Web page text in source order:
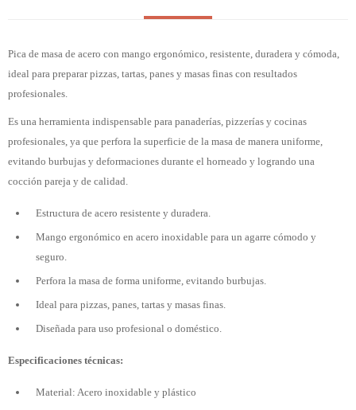
Pica de masa de acero con mango ergonómico, resistente, duradera y cómoda,
ideal para preparar pizzas, tartas, panes y masas finas con resultados
profesionales.
Es una herramienta indispensable para panaderías, pizzerías y cocinas
profesionales, ya que perfora la superficie de la masa de manera uniforme,
evitando burbujas y deformaciones durante el horneado y logrando una
cocción pareja y de calidad.
Estructura de acero resistente y duradera.
Mango ergonómico en acero inoxidable para un agarre cómodo y
seguro.
Perfora la masa de forma uniforme, evitando burbujas.
Ideal para pizzas, panes, tartas y masas finas.
Diseñada para uso profesional o doméstico.
Especificaciones técnicas:
Material: Acero inoxidable y plástico